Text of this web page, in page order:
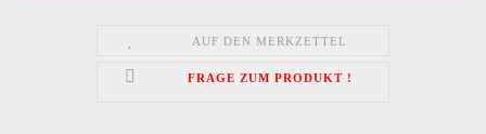
AUF DEN MERKZETTEL
FRAGE ZUM PRODUKT !